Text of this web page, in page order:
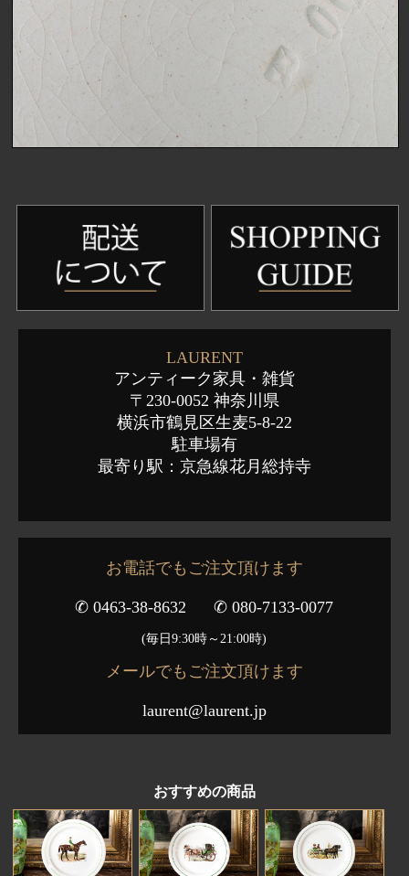
LAURENT
アンティーク家具・雑貨
〒230-0052 神奈川県
横浜市鶴見区生麦5-8-22
駐車場有
最寄り駅：京急線花月総持寺
お電話でもご注文頂けます
✆ 0463-38-8632 ✆ 080-7133-0077
(毎日9:30時～21:00時)
メールでもご注文頂けます
laurent@laurent.jp
おすすめの商品